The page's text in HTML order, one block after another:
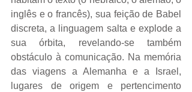
inglês e o francês), sua feição de Babel
discreta, a linguagem salta e explode a
sua órbita, revelando-se também
obstáculo à comunicação. Na memória
das viagens a Alemanha e a Israel,
lugares de origem e pertencimento